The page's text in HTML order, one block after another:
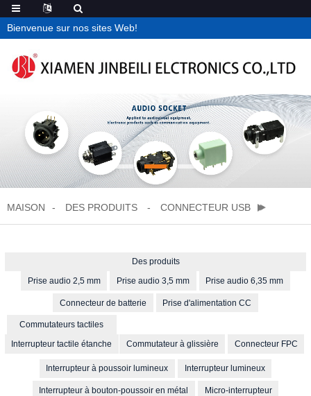
Bienvenue sur nos sites Web!
MAISON DES PRODUITS CONNECTEUR USB
Des produits
Prise audio 2,5 mm
Prise audio 3,5 mm Prise audio 6,35 mm
Connecteur de batterie Prise d'alimentation CC
Commutateurs tactiles
Interrupteur tactile étanche
Commutateur à glissière Connecteur FPC
Interrupteur à poussoir lumineux Interrupteur lumineux
Interrupteur à bouton-poussoir en métal Micro-interrupteur